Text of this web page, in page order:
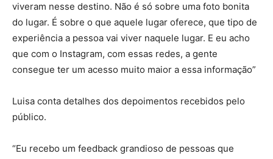
viveram nesse destino. Não é só sobre uma foto bonita
do lugar. É sobre o que aquele lugar oferece, que tipo de
experiência a pessoa vai viver naquele lugar. E eu acho
que com o Instagram, com essas redes, a gente
consegue ter um acesso muito maior a essa informação”
Luisa conta detalhes dos depoimentos recebidos pelo
público.
“Eu recebo um feedback grandioso de pessoas que